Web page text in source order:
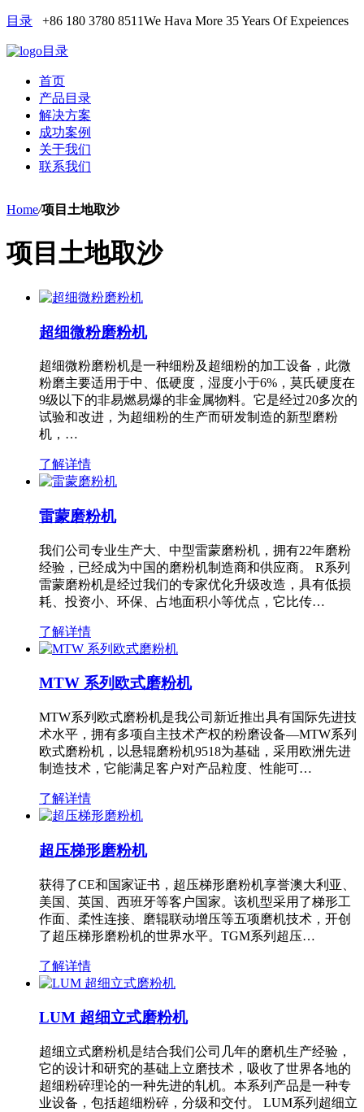
目录 +86 180 3780 8511We Hava More 35 Years Of Expeiences
目录
首页
产品目录
解决方案
成功案例
关于我们
联系我们
Home/项目土地取沙
项目土地取沙
超细微粉磨粉机
超细微粉磨粉机是一种细粉及超细粉的加工设备，此微
粉磨主要适用于中、低硬度，湿度小于6%，莫氏硬度在
9级以下的非易燃易爆的非金属物料。它是经过20多次的
试验和改进，为超细粉的生产而研发制造的新型磨粉
机，…
了解详情
雷蒙磨粉机
我们公司专业生产大、中型雷蒙磨粉机，拥有22年磨粉
经验，已经成为中国的磨粉机制造商和供应商。 R系列
雷蒙磨粉机是经过我们的专家优化升级改造，具有低损
耗、投资小、环保、占地面积小等优点，它比传…
了解详情
MTW 系列欧式磨粉机
MTW系列欧式磨粉机是我公司新近推出具有国际先进技
术水平，拥有多项自主技术产权的粉磨设备—MTW系列
欧式磨粉机，以悬辊磨粉机9518为基础，采用欧洲先进
制造技术，它能满足客户对产品粒度、性能可…
了解详情
超压梯形磨粉机
获得了CE和国家证书，超压梯形磨粉机享誉澳大利亚、
美国、英国、西班牙等客户国家。该机型采用了梯形工
作面、柔性连接、磨辊联动增压等五项磨机技术，开创
了超压梯形磨粉机的世界水平。TGM系列超压…
了解详情
LUM 超细立式磨粉机
超细立式磨粉机是结合我们公司几年的磨机生产经验，
它的设计和研究的基础上立磨技术，吸收了世界各地的
超细粉碎理论的一种先进的轧机。本系列产品是一种专
业设备，包括超细粉碎，分级和交付。 LUM系列超细立